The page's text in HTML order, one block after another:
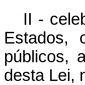
II -
Estados,
públicos,
desta Lei,